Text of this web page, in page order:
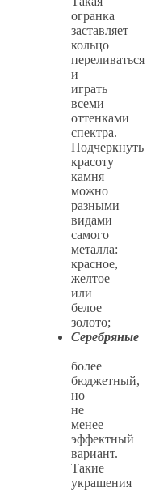
огранка
заставляет
кольцо
переливаться
и
играть
всеми
оттенками
спектра.
Подчеркнуть
красоту
камня
можно
разными
видами
самого
металла:
красное,
желтое
или
белое
золото;
Серебряные
–
более
бюджетный,
но
не
менее
эффектный
вариант.
Такие
украшения